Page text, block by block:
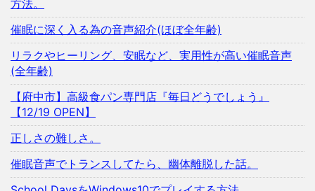
方法。
催眠に深く入る為の音声紹介(ほぼ全年齢)
リラクやヒーリング、安眠など、実用性が高い催眠音声
(全年齢)
【府中市】高級食パン専門店『毎日どうでしょう』
【12/19 OPEN】
正しさの難しさ。
催眠音声でトランスしてたら、幽体離脱した話。